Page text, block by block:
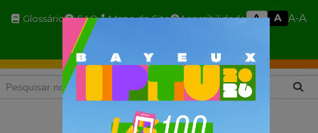
Glossário FAQ Mapa do Site Acessibilidade A A A-A